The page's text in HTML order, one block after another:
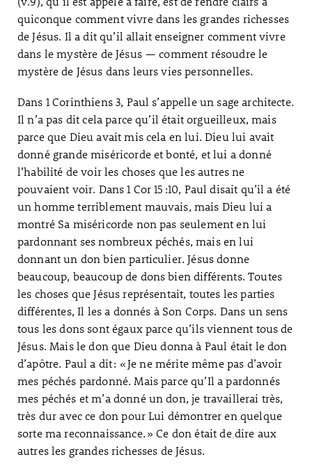
quiconque comment vivre dans les grandes richesses
de Jésus. Il a dit qu’il allait enseigner comment vivre
dans le mystère de Jésus — comment résoudre le
mystère de Jésus dans leurs vies personnelles.
Dans 1 Corinthiens 3, Paul s’appelle un sage architecte.
Il n’a pas dit cela parce qu’il était orgueilleux, mais
parce que Dieu avait mis cela en lui. Dieu lui avait
donné grande miséricorde et bonté, et lui a donné
l’habilité de voir les choses que les autres ne
pouvaient voir. Dans 1 Cor 15 :10, Paul disait qu’il a été
un homme terriblement mauvais, mais Dieu lui a
montré Sa miséricorde non pas seulement en lui
pardonnant ses nombreux péchés, mais en lui
donnant un don bien particulier. Jésus donne
beaucoup, beaucoup de dons bien différents. Toutes
les choses que Jésus représentait, toutes les parties
différentes, Il les a donnés à Son Corps. Dans un sens
tous les dons sont égaux parce qu’ils viennent tous de
Jésus. Mais le don que Dieu donna à Paul était le don
d’apôtre. Paul a dit : « Je ne mérite même pas d’avoir
mes péchés pardonné. Mais parce qu’Il a pardonnés
mes péchés et m’a donné un don, je travaillerai très,
très dur avec ce don pour Lui démontrer en quelque
sorte ma reconnaissance. » Ce don était de dire aux
autres les grandes richesses de Jésus.